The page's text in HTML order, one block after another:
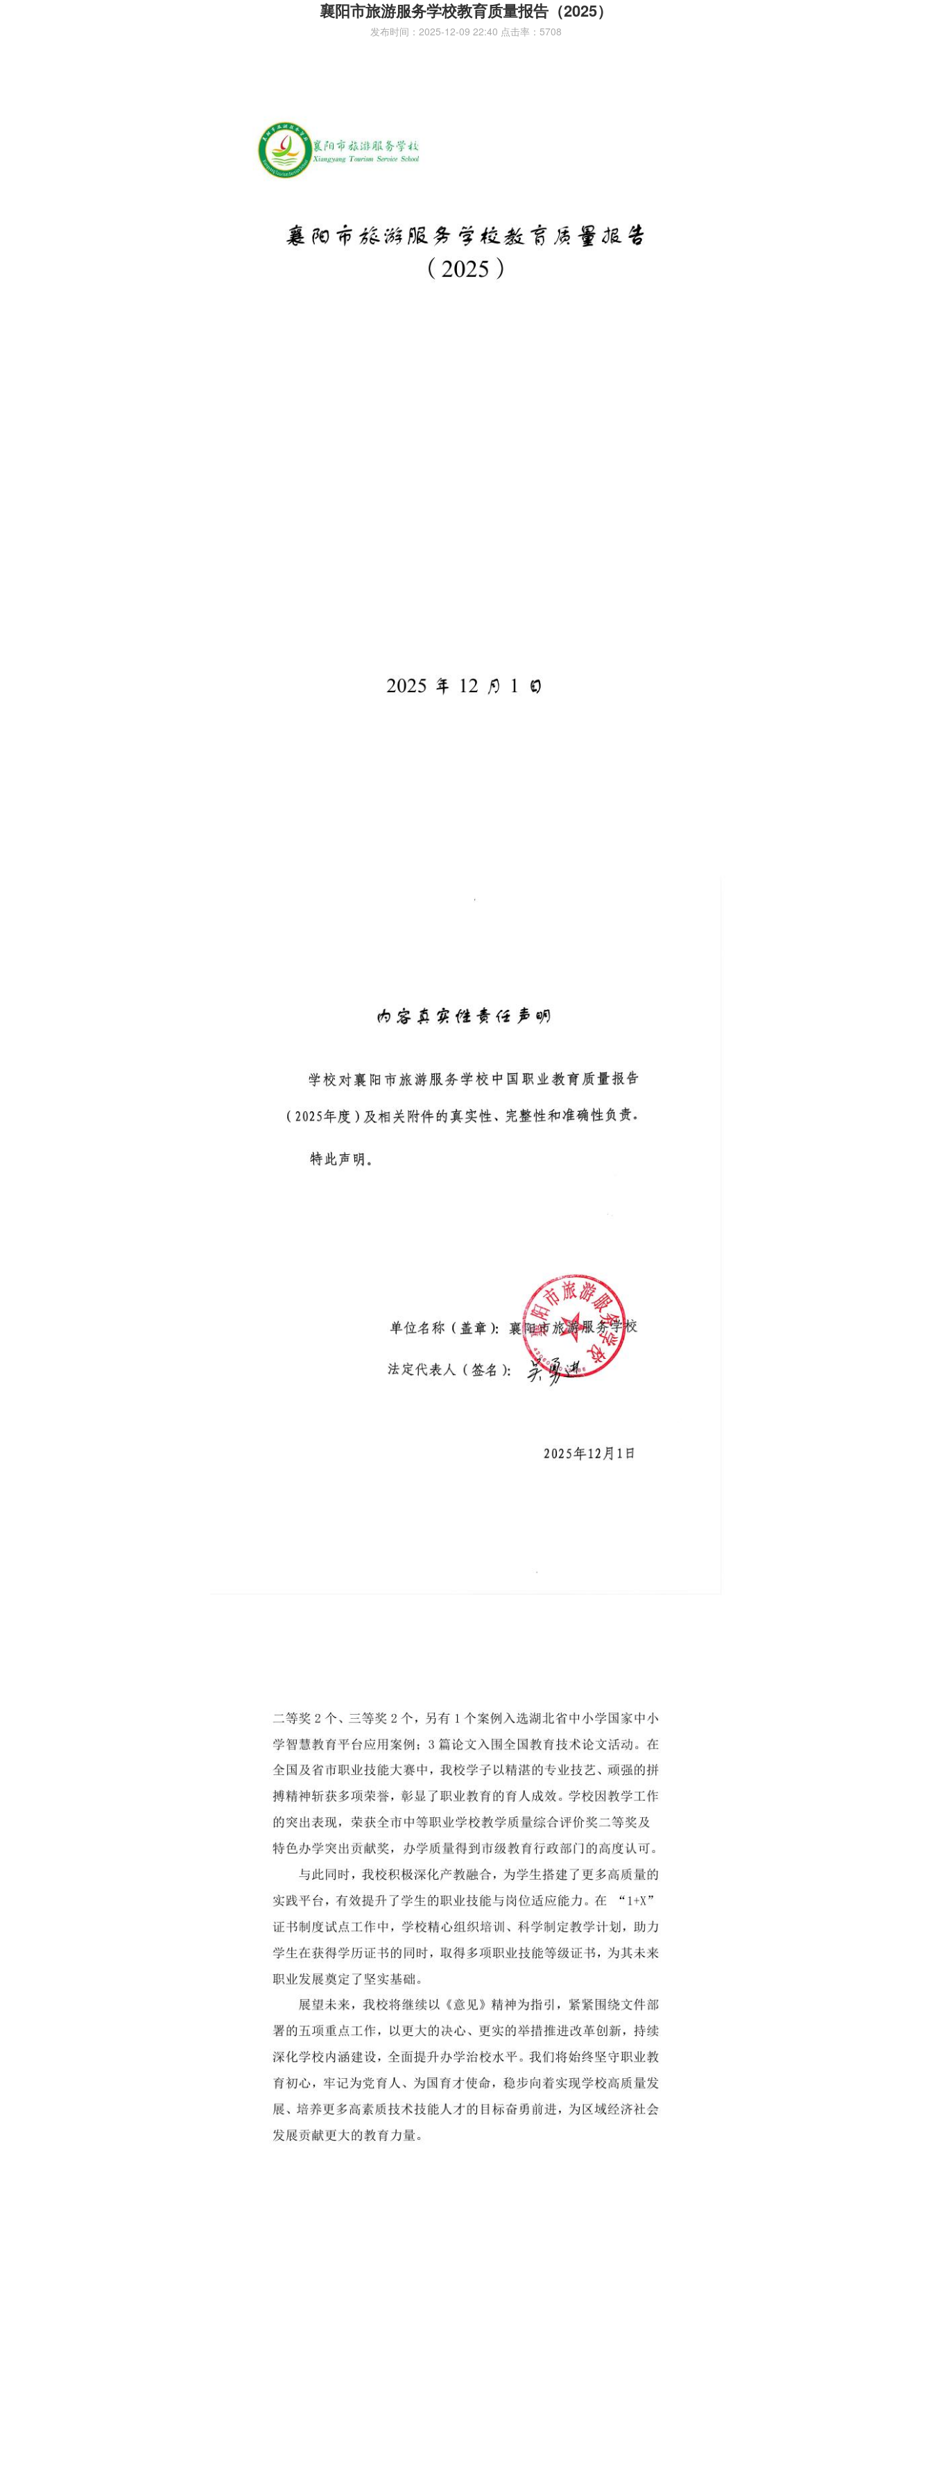
襄阳市旅游服务学校教育质量报告（2025）
发布时间：2025-12-09 22:40 点击率：5708